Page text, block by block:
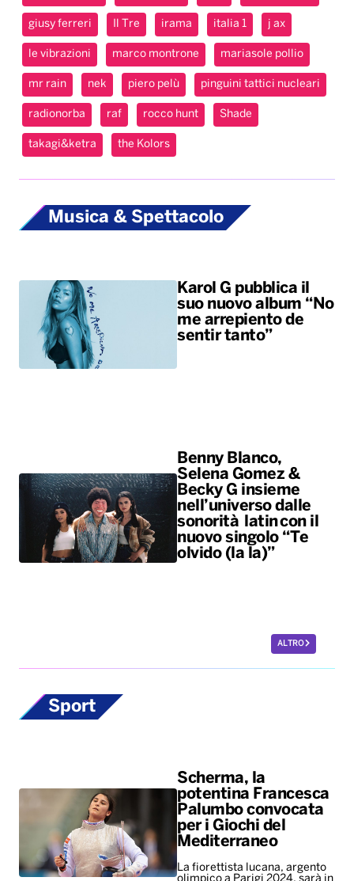
giusy ferreri Il Tre irama italia 1 j ax
le vibrazioni marco montrone mariasole pollio
mr rain nek piero pelù pinguini tattici nucleari
radionorba raf rocco hunt Shade
takagi&ketra the Kolors
Musica & Spettacolo
Karol G pubblica il
suo nuovo album “No
me arrepiento de
sentir tanto”
Benny Blanco,
Selena Gomez &
Becky G insieme
nell’universo dalle
sonorità latin con il
nuovo singolo “Te
olvido (la la)”
ALTRO
Sport
Scherma, la
potentina Francesca
Palumbo convocata
per i Giochi del
Mediterraneo
La fiorettista lucana, argento
olimpico a Parigi 2024, sarà in